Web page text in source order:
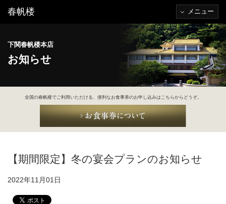
春帆楼 メニュー
下関春帆楼本店
お知らせ
全国の春帆楼でご利用いただける、便利なお食事券のお申し込みはこちらからどうぞ。
【期間限定】冬の宴会プランのお知らせ
2022年11月01日